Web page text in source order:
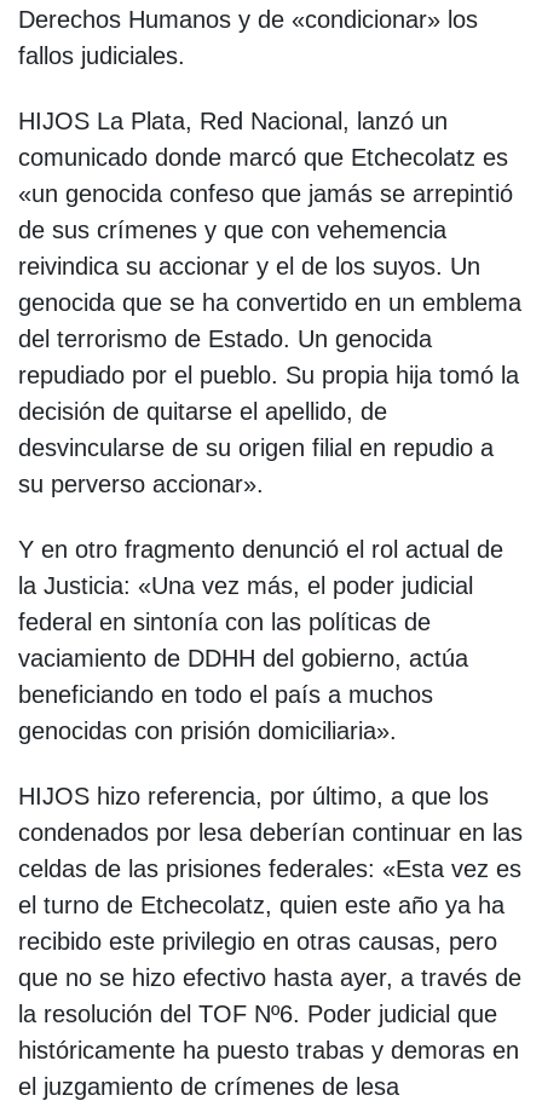
Derechos Humanos y de «condicionar» los
fallos judiciales.
HIJOS La Plata, Red Nacional, lanzó un
comunicado donde marcó que Etchecolatz es
«un genocida confeso que jamás se arrepintió
de sus crímenes y que con vehemencia
reivindica su accionar y el de los suyos. Un
genocida que se ha convertido en un emblema
del terrorismo de Estado. Un genocida
repudiado por el pueblo. Su propia hija tomó la
decisión de quitarse el apellido, de
desvincularse de su origen filial en repudio a
su perverso accionar».
Y en otro fragmento denunció el rol actual de
la Justicia: «Una vez más, el poder judicial
federal en sintonía con las políticas de
vaciamiento de DDHH del gobierno, actúa
beneficiando en todo el país a muchos
genocidas con prisión domiciliaria».
HIJOS hizo referencia, por último, a que los
condenados por lesa deberían continuar en las
celdas de las prisiones federales: «Esta vez es
el turno de Etchecolatz, quien este año ya ha
recibido este privilegio en otras causas, pero
que no se hizo efectivo hasta ayer, a través de
la resolución del TOF Nº6. Poder judicial que
históricamente ha puesto trabas y demoras en
el juzgamiento de crímenes de lesa